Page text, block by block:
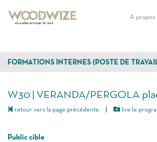
A propos
FORMATIONS INTERNES (POSTE DE
W30 | VERANDA/PERGOLA
retour vers la page précédente lire le
Public cible